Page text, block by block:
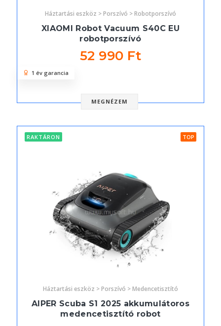
Háztartási eszköz > Porszívó > Robotporszívó
XIAOMI Robot Vacuum S40C EU
robotporszívó
52 990 Ft
MEGNÉZEM
1 év garancia
RAKTÁRON TOP
Háztartási eszköz > Porszívó > Medencetisztító
AIPER Scuba S1 2025 akkumulátoros
medencetisztító robot